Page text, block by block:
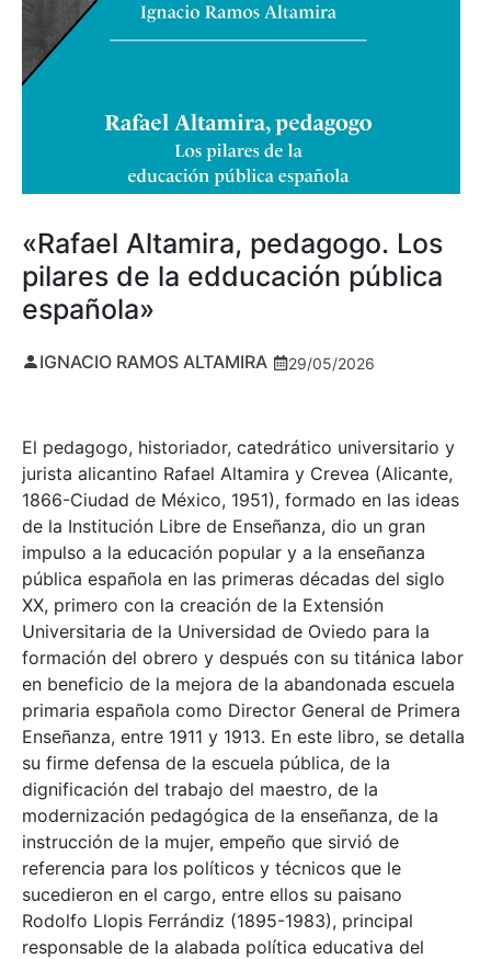
«Rafael Altamira, pedagogo. Los
pilares de la edducación pública
española»
IGNACIO RAMOS ALTAMIRA 29/05/2026
El pedagogo, historiador, catedrático universitario y
jurista alicantino Rafael Altamira y Crevea (Alicante,
1866-Ciudad de México, 1951), formado en las ideas
de la Institución Libre de Enseñanza, dio un gran
impulso a la educación popular y a la enseñanza
pública española en las primeras décadas del siglo
XX, primero con la creación de la Extensión
Universitaria de la Universidad de Oviedo para la
formación del obrero y después con su titánica labor
en beneficio de la mejora de la abandonada escuela
primaria española como Director General de Primera
Enseñanza, entre 1911 y 1913. En este libro, se detalla
su firme defensa de la escuela pública, de la
dignificación del trabajo del maestro, de la
modernización pedagógica de la enseñanza, de la
instrucción de la mujer, empeño que sirvió de
referencia para los políticos y técnicos que le
sucedieron en el cargo, entre ellos su paisano
Rodolfo Llopis Ferrándiz (1895-1983), principal
responsable de la alabada política educativa del